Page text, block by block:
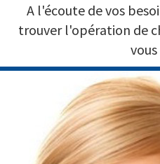
A l'écoute de vos
trouver l'opération de